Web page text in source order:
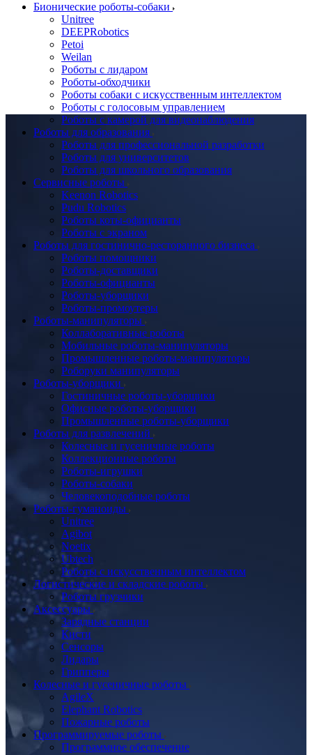
Бионические роботы-собаки
Unitree
DEEPRobotics
Petoi
Weilan
Роботы с лидаром
Роботы-обходчики
Роботы собаки с искусственным интеллектом
Роботы с голосовым управлением
Роботы с камерой для видеонаблюдения
Роботы для образования
Роботы для профессиональной разработки
Роботы для университетов
Роботы для школьного образования
Сервисные роботы
Keenon Robotics
Pudu Robotics
Роботы коты-официанты
Роботы с экраном
Роботы для гостинично-ресторанного бизнеса
Роботы помощники
Роботы-доставщики
Роботы-официанты
Роботы-уборщики
Роботы-промоутеры
Роботы-манипуляторы
Коллаборативные роботы
Мобильные роботы-манипуляторы
Промышленные роботы-манипуляторы
Роборуки манипуляторы
Роботы-уборщики
Гостиничные роботы-уборщики
Офисные роботы-уборщики
Промышленные роботы-уборщики
Роботы для развлечений
Колесные и гусеничные роботы
Коллекционные роботы
Роботы-игрушки
Роботы-собаки
Человекоподобные роботы
Роботы-гуманоиды
Unitree
Agibot
Noetix
Ubtech
Роботы с искусственным интеллектом
Логистические и складские роботы
Роботы грузчики
Аксессуары
Зарядные станции
Кисти
Сенсоры
Лидары
Грипперы
Колесные и гусеничные роботы
AgileX
Elephant Robotics
Пожарные роботы
Программируемые роботы
Программное обеспечение